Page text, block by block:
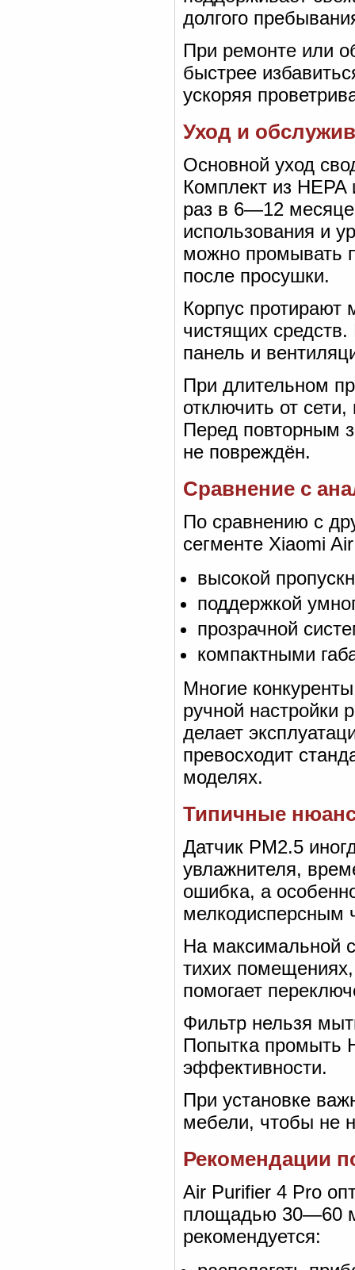
долгого
При ремонте или
быстрее
ускоряя
Уход и
Основной уход
Комплект из HEPA
раз в 6—12
использования и
можно промывать
после просушки.
Корпус протирают
чистящих
панель и
При длительном
отключить от
Перед повторным
не повреждён.
Сравнение с
По сравнению с
сегменте Xiaomi
высокой
поддержкой
прозрачной
компактными
Многие
ручной настройки
делает
превосходит
моделях.
Типичные
Датчик PM2.5
увлажнителя,
ошибка, а
мелкодисперсным
На максимальной
тихих
помогает
Фильтр нельзя
Попытка промыть
эффективности.
При установке
мебели, чтобы не
Рекомендации
Air Purifier 4 Pro
площадью 30—60
рекомендуется: